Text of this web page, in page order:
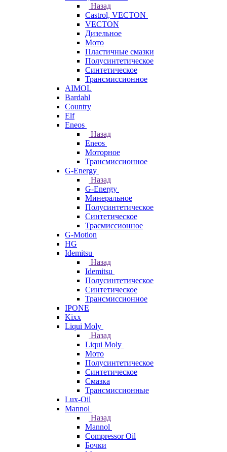
Назад
Castrol, VECTON
VECTON
Дизельное
Мото
Пластичные смазки
Полусинтетическое
Синтетическое
Трансмиссионное
AIMOL
Bardahl
Country
Elf
Eneos
Назад
Eneos
Моторное
Трансмиссионное
G-Energy
Назад
G-Energy
Минеральное
Полусинтетическое
Синтетическое
Трасмиссионное
G-Motion
HG
Idemitsu
Назад
Idemitsu
Полусинтетическое
Синтетическое
Трансмиссионное
IPONE
Kixx
Liqui Moly
Назад
Liqui Moly
Мото
Полусинтетическое
Синтетическое
Смазка
Трансмиссионные
Lux-Oil
Mannol
Назад
Mannol
Compressor Oil
Бочки